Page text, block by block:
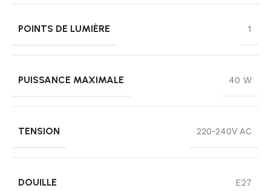
POINTS DE LUMIÈRE 1
PUISSANCE MAXIMALE 40 W
TENSION 220-240V AC
DOUILLE E27